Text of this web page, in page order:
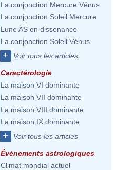
La conjonction Mercure Vénus
La conjonction Soleil Mercure
Lune AS en dissonance
La conjonction Soleil Vénus
+ Voir tous les articles
Caractérologie
La maison VI dominante
La maison VII dominante
La maison VIII dominante
La maison IX dominante
+ Voir tous les articles
Évènements astrologiques
Climat mondial actuel